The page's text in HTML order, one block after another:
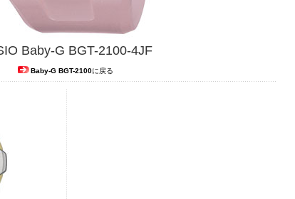
Baby-G BGT-2100-4JF
Baby-G BGT-2100に戻る